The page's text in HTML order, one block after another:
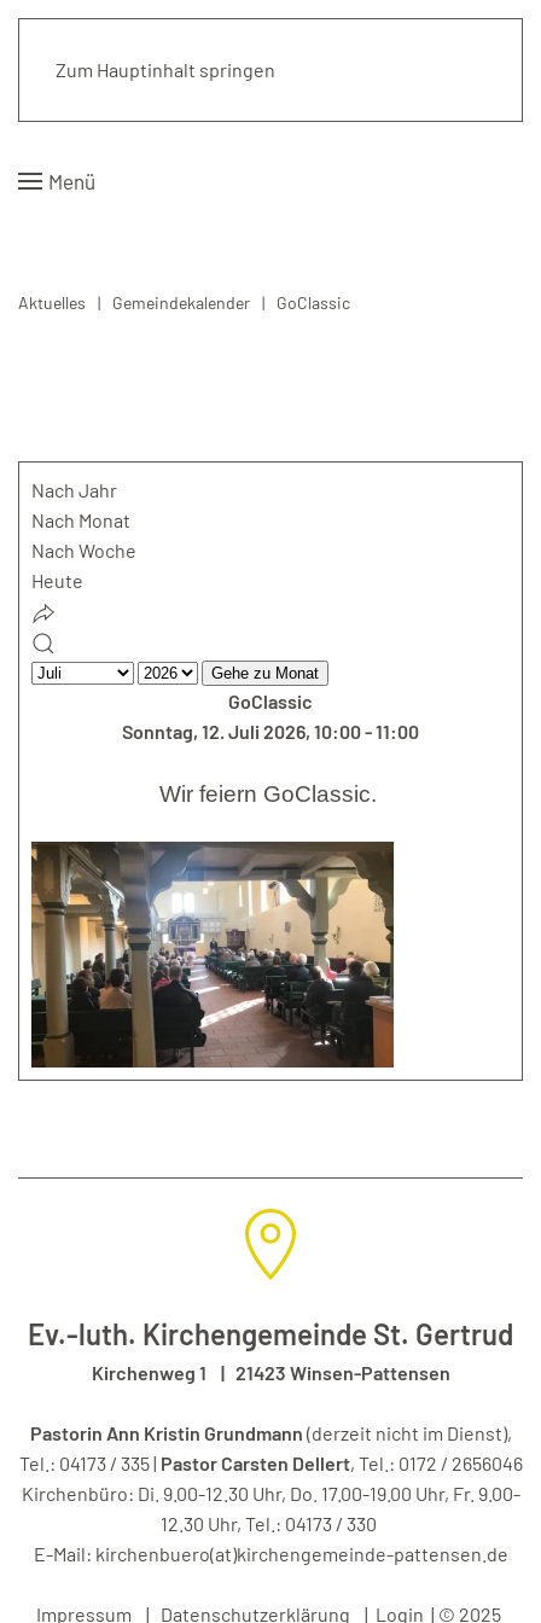
Zum Hauptinhalt springen
Kirchengemeinde Pattensen
Menü
Aktuelles Gemeindekalender GoClassic
Nach Jahr
Nach Monat
Nach Woche
Heute
Gehe zu Monat
GoClassic
Sonntag, 12. Juli 2026, 10:00 - 11:00
Wir feiern GoClassic.
Ev.-luth. Kirchengemeinde St. Gertrud
Kirchenweg 1 | 21423 Winsen-Pattensen
Pastorin Ann Kristin Grundmann (derzeit nicht im Dienst),
Tel.: 04173 / 335 | Pastor Carsten Dellert, Tel.: 0172 / 2656046
Kirchenbüro: Di. 9.00-12.30 Uhr, Do. 17.00-19.00 Uhr, Fr. 9.00-
12.30 Uhr, Tel.: 04173 / 330
E-Mail: kirchenbuero(at)kirchengemeinde-pattensen.de
Impressum | Datenschutzerklärung | Login | © 2025